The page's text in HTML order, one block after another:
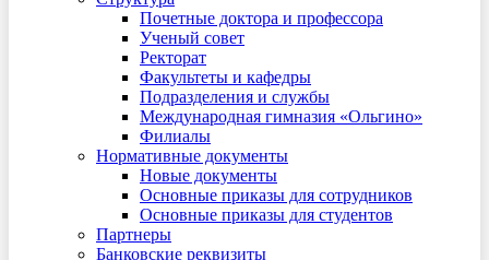
Почетные доктора и профессора
Ученый совет
Ректорат
Факультеты и кафедры
Подразделения и службы
Международная гимназия «Ольгино»
Филиалы
Нормативные документы
Новые документы
Основные приказы для сотрудников
Основные приказы для студентов
Партнеры
Банковские реквизиты